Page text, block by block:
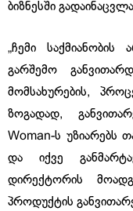
ბიზნესში
„ჩემი
გარშემო
მომსახურების,
ზოგადად,
Woman-ს უზიარებს
და იქვე
დირექტორის
პროდუქტის